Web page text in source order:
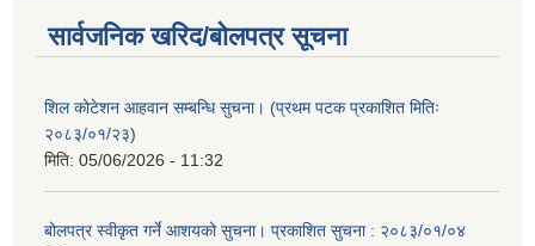
सार्वजनिक खरिद/बोलपत्र सूचना
शिल कोटेशन आहवान सम्बन्धि सुचना। (प्रथम पटक प्रकाशित मितिः
२०८३/०१/२३)
मिति: 05/06/2026 - 11:32
बोलपत्र स्वीकृत गर्ने आशयको सुचना। प्रकाशित सुचना : २०८३/०१/०४